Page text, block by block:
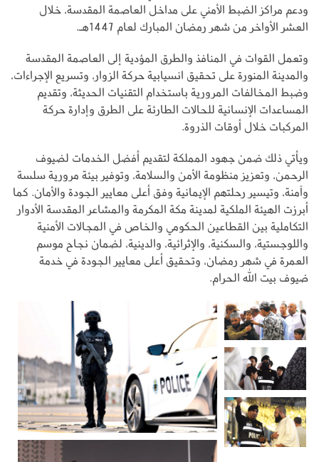
ودعم مراكز الضبط الأمني على مداخل العاصمة المقدسة، خلال
العشر الأواخر من شهر رمضان المبارك لعام 1447هـ.
وتعمل القوات في المنافذ والطرق المؤدية إلى العاصمة المقدسة
والمدينة المنورة على تحقيق انسيابية حركة الزوار، وتسريع الإجراءات،
وضبط المخالفات المرورية باستخدام التقنيات الحديثة، وتقديم
المساعدات الإنسانية للحالات الطارئة على الطرق وإدارة حركة
المركبات خلال أوقات الذروة.
ويأتي ذلك ضمن جهود المملكة لتقديم أفضل الخدمات لضيوف
الرحمن، وتعزيز منظومة الأمن والسلامة، وتوفير بيئة مرورية سلسة
وآمنة، وتيسير رحلتهم الإيمانية وفق أعلى معايير الجودة والأمان. كما
أبرزت الهيئة الملكية لمدينة مكة المكرمة والمشاعر المقدسة الأدوار
التكاملية بين القطاعين الحكومي والخاص في المجالات الأمنية
واللوجستية، والسكنية، والإثرائية، والدينية، لضمان نجاح موسم
العمرة في شهر رمضان، وتحقيق أعلى معايير الجودة في خدمة
ضيوف بيت الله الحرام.